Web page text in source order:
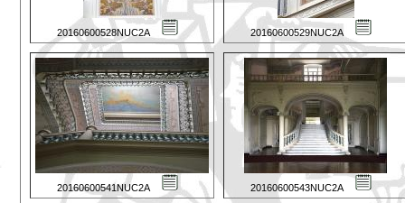
20160600528NUC2A 20160600529NUC2A
20160600541NUC2A 20160600543NUC2A